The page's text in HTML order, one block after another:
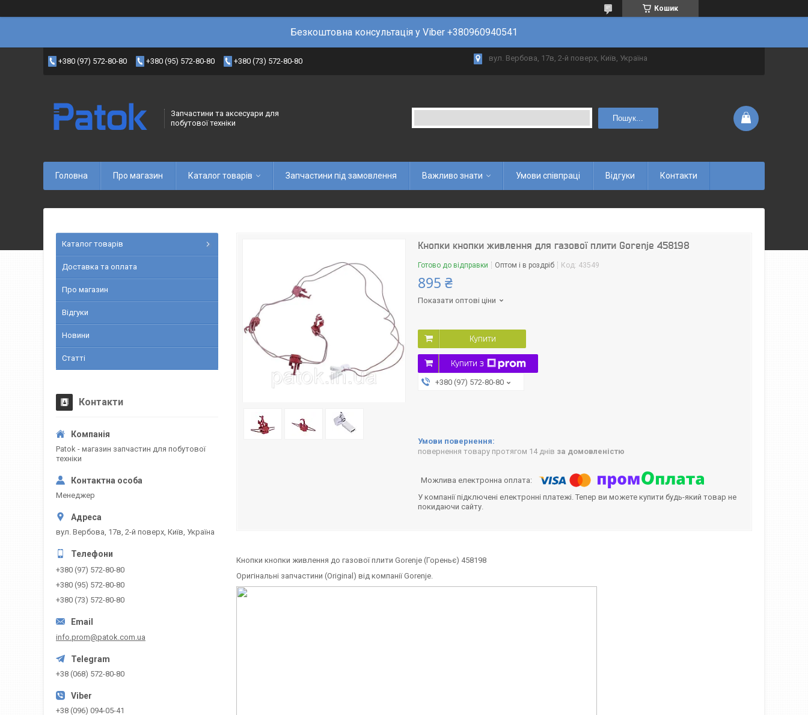
Кошик
Безкоштовна консультація у Viber +380960940541
+380 (97) 572-80-80 +380 (95) 572-80-80 +380 (73) 572-80-80 вул. Вербова, 17в, 2-й поверх, Київ, Україна
Запчастини та аксесуари для
побутової техніки
Пошук...
Головна Про магазин Каталог товарів Запчастини під замовлення Важливо знати Умови співпраці Відгуки Контакти
Кнопки кнопки живлення для газової плити Gorenje 458198
Готово до відправки Оптом і в роздріб Код: 43549
895 ₴
Показати оптові ціни
Купити
Купити з
+380 (97) 572-80-80
повернення товару протягом 14 днів за домовленістю
У компанії підключені електронні платежі. Тепер ви можете купити будь-який товар не
покидаючи сайту.
Кнопки кнопки живлення до газової плити Gorenje (Гореньє) 458198
Оригінальні запчастини (Original) від компанії Gorenje.
Каталог товарів
Доставка та оплата
Про магазин
Відгуки
Новини
Статті
Контакти
Patok - магазин запчастин для побутової
техніки
Менеджер
вул. Вербова, 17в, 2-й поверх, Київ, Україна
+380 (97) 572-80-80
+380 (95) 572-80-80
+380 (73) 572-80-80
info.prom@patok.com.ua
+38 (068) 572-80-80
+38 (096) 094-05-41